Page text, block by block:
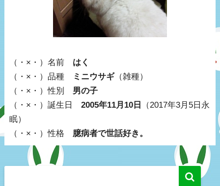
（・×・）名前 はく
（・×・）品種
ミニウサギ（雑種）
（・×・）性別 男の子
（・×・）誕生日 2005年11月10日
（2017年3月5日永
眠）
（・×・）性格 臆病者で世話好き。